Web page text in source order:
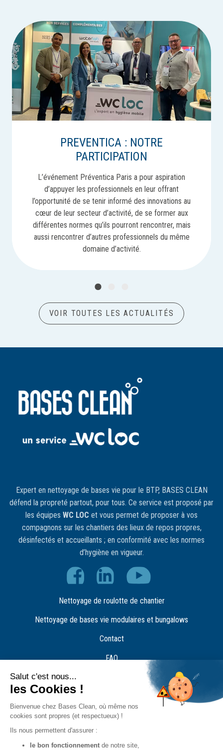
PREVENTICA : NOTRE
PARTICIPATION
L’événement Préventica Paris a pour aspiration
d’appuyer les professionnels en leur offrant
l’opportunité de se tenir informé des innovations au
cœur de leur secteur d’activité, de se former aux
différentes normes qu’ils pourront rencontrer, mais
aussi rencontrer d’autres professionnels du même
domaine d’activité.
1
VOIR TOUTES LES ACTUALITÉS
Expert en nettoyage de bases vie pour le BTP, BASES CLEAN
défend la propreté partout, pour tous. Ce service est proposé par
les équipes WC LOC et vous permet de proposer à vos
compagnons sur les chantiers des lieux de repos propres,
désinfectés et accueillants ; en conformité avec les normes
d’hygiène en vigueur.
Nettoyage de roulotte de chantier
Nettoyage de bases vie modulaires et bungalows
Contact
FAQ
Plaquette Bases Clean
Nos agences
Demande de devis